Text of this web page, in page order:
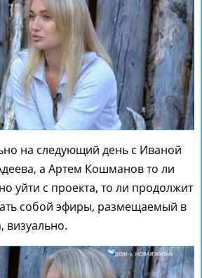
на следующий день с Иваной
а Артем Кошманов то ли
уйти с проекта, то ли продолжит
собой эфиры, размещаемый в
визуально.